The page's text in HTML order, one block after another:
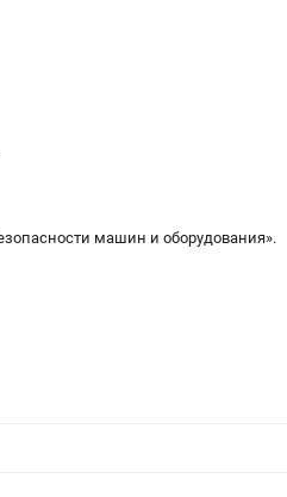
машин и оборудования».